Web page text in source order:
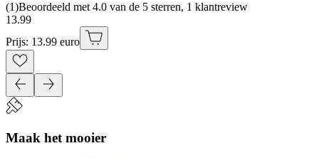
(1)Beoordeeld met 4.0 van de 5 sterren, 1 klantreview
13.99
Prijs: 13.99 euro
Maak het mooier